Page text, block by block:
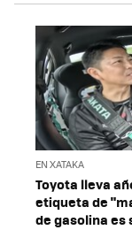
EN XATAKA
Toyota lleva
etiqueta de
de gasolina es